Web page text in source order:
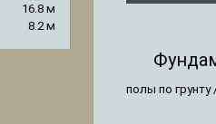
16.8 м
8.2 м
полы по грунту